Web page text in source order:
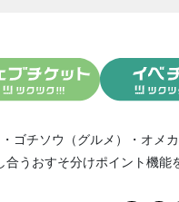
・ ゴチソウ（グルメ） ・ オメ
合う おすそ分けポイント機能